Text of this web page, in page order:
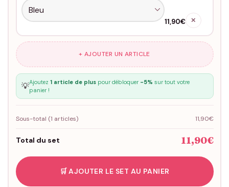
11,90€ ✕
+ AJOUTER UN ARTICLE
💡Ajoutez 1 article de pluspour débloquer -5% sur tout votre
panier !
Sous-total (1 articles) 11,90€
Total du set 11,90€
🛒 AJOUTER LE SET AU PANIER